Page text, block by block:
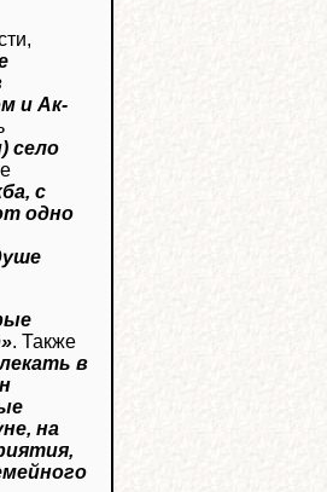
и Ак-
село
с
одно
. Также
в
на